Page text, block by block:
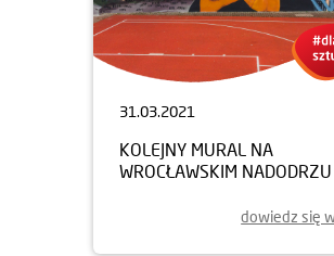
31.03.2021
KOLEJNY MURAL NA
WROCŁAWSKIM NADODRZU
dowiedz się